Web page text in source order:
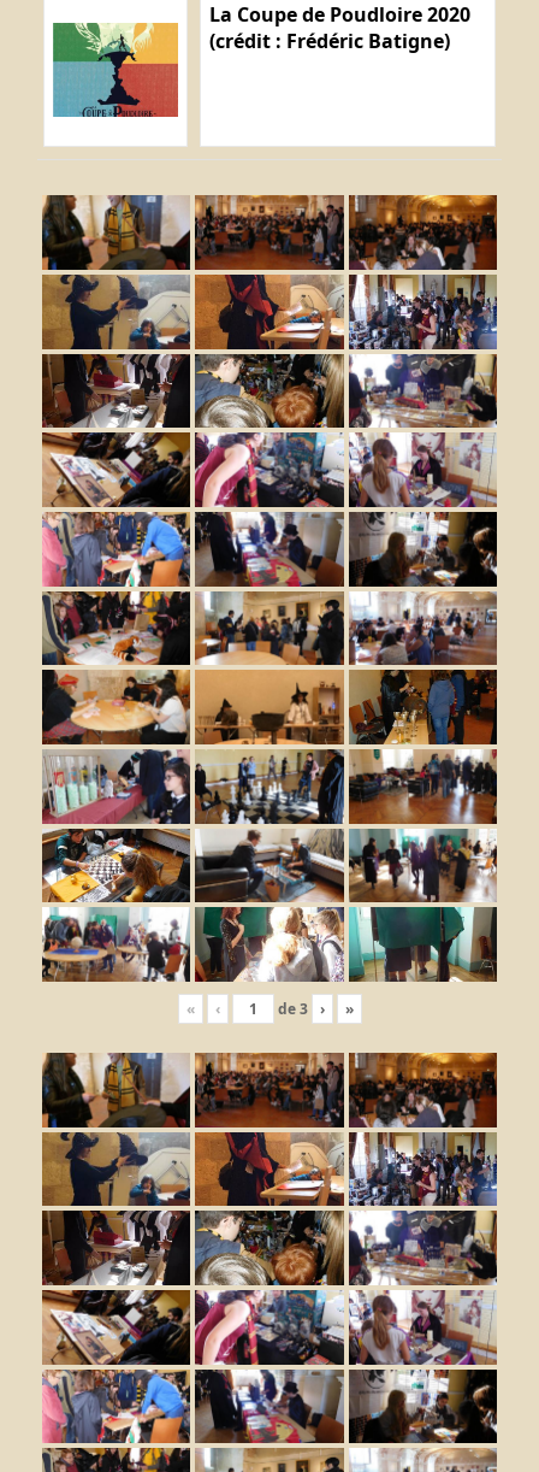
La Coupe de Poudloire 2020
(crédit : Frédéric Batigne)
« ‹ de3 › »